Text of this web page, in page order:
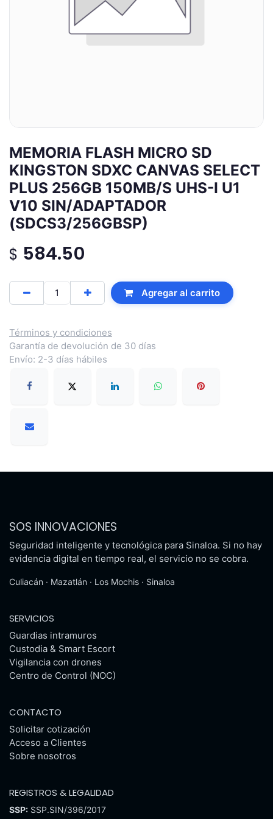
MEMORIA FLASH MICRO SD
KINGSTON SDXC CANVAS SELECT
PLUS 256GB 150MB/S UHS-I U1
V10 SIN/ADAPTADOR
(SDCS3/256GBSP)
$ 584.50
Agregar al carrito
Términos y condiciones
Garantía de devolución de 30 días
Envío: 2-3 días hábiles
SOS INNOVACIONES
Seguridad inteligente y tecnológica para Sinaloa. Si no hay
evidencia digital en tiempo real, el servicio no se cobra.
Culiacán · Mazatlán · Los Mochis · Sinaloa
SERVICIOS
Guardias intramuros
Custodia & Smart Escort
Vigilancia con drones
Centro de Control (NOC)
CONTACTO
Solicitar cotización
Acceso a Clientes
Sobre nosotros
REGISTROS & LEGALIDAD
SSP: SSP.SIN/396/2017